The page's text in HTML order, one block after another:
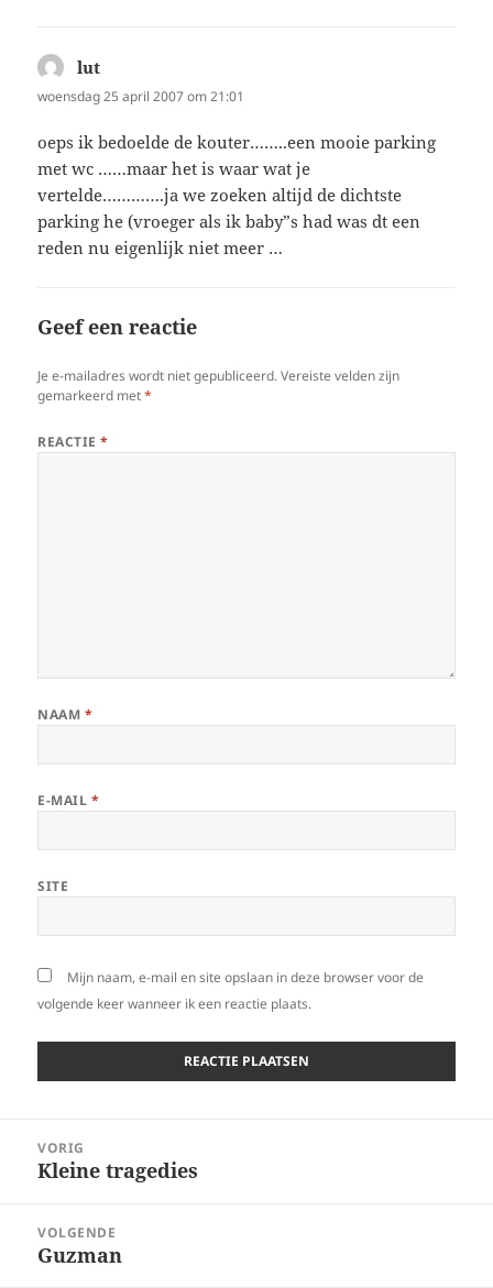
lut
woensdag 25 april 2007 om 21:01
oeps ik bedoelde de kouter……..een mooie parking
met wc ……maar het is waar wat je
vertelde………….ja we zoeken altijd de dichtste
parking he (vroeger als ik baby”s had was dt een
reden nu eigenlijk niet meer …
Geef een reactie
Je e-mailadres wordt niet gepubliceerd. Vereiste velden zijn
gemarkeerd met*
REACTIE*
NAAM *
E-MAIL *
SITE
Mijn naam, e-mail en site opslaan in deze browser voor de
volgende keer wanneer ik een reactie plaats.
navigatie
VORIG
Vorig
Kleine tragedies
VOLGENDE
Volgend
Guzman